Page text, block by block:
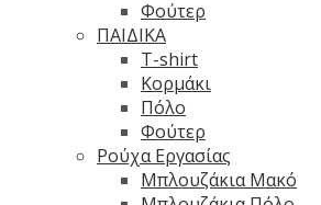
Φούτερ
ΠΑΙΔΙΚΑ
T-shirt
Κορμάκι
Πόλο
Φούτερ
Ρούχα Εργασίας
Μπλουζάκια Μακό